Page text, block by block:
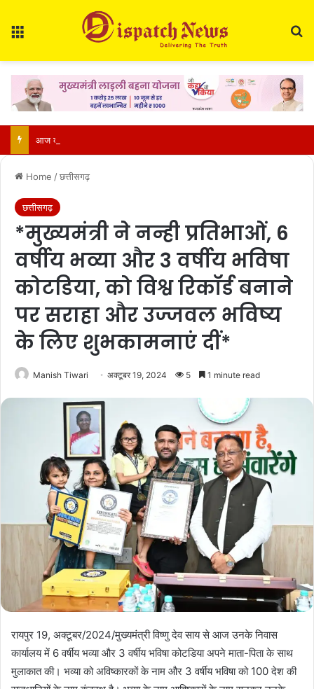
Home /छत्तीसगढ़
छत्तीसगढ़
*मुख्यमंत्री ने नन्ही प्रतिभाओं, 6
वर्षीय भव्या और 3 वर्षीय भविषा
कोटडिया, को विश्व रिकॉर्ड बनाने
पर सराहा और उज्जवल भविष्य
के लिए शुभकामनाएं दीं*
Manish Tiwari अक्टूबर 19, 2024 5 1 minute read
रायपुर 19, अक्टूबर/2024/मुख्यमंत्री विष्णु देव साय से आज उनके निवास
कार्यालय में 6 वर्षीय भव्या और 3 वर्षीय भविषा कोटडिया अपने माता-पिता के साथ
मुलाकात की। भव्या को अविष्कारकों के नाम और 3 वर्षीय भविषा को 100 देश की